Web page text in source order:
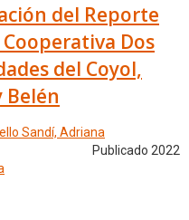
del Reporte
Dos
del Coyol,
Belén
Sandí, Adriana
Publicado 2022